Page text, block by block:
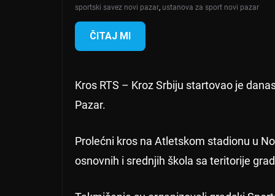
sportski savez novi pazar, ustanova za sport novi pazar
ČITAJ MI
Kros RTS – Kroz Srbiju startovao je
Pazar.
Prolećni kros na Atletskom stadionu u
osnovnih i srednjih škola sa teritorije